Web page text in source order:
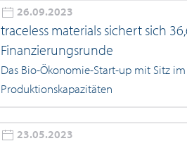
26.09.2023
traceless materials sichert sich
Finanzierungsrunde
Das Bio-Ökonomie-Start-up mit Sitz
Produktionskapazitäten
23.05.2023